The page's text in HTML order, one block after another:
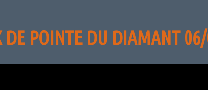
DE POINTE DU DIAMANT